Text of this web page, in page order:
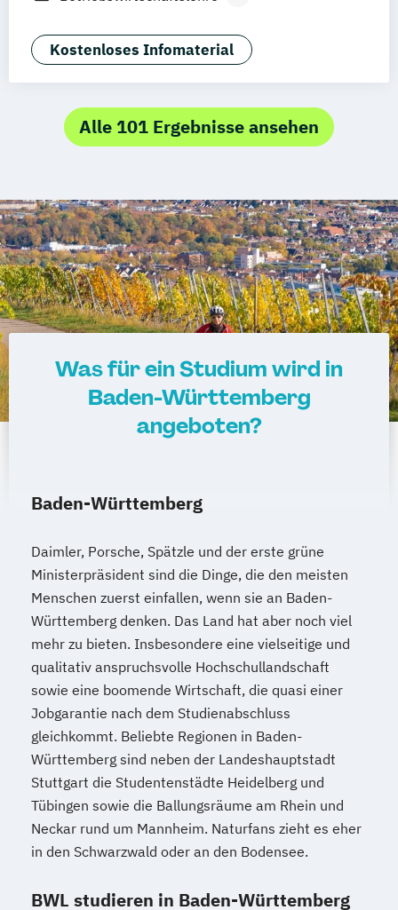
Zürich Rostock Dortmund
Wirtschaftspsychologie
Digitale Medien (Schwerpunkt Social
Energiewirtschaft und -management
Engineering Management
Technische Betriebswirtschaft
Kostenloses Infomaterial
Alle 101 Ergebnisse ansehen
Was für ein Studium wird in
Baden-Württemberg
angeboten?
Baden-Württemberg
Daimler, Porsche, Spätzle und der erste grüne
Ministerpräsident sind die Dinge, die den meisten
Menschen zuerst einfallen, wenn sie an Baden-
Württemberg denken. Das Land hat aber noch viel
mehr zu bieten. Insbesondere eine vielseitige und
qualitativ anspruchsvolle Hochschullandschaft
sowie eine boomende Wirtschaft, die quasi einer
Jobgarantie nach dem Studienabschluss
gleichkommt. Beliebte Regionen in Baden-
Württemberg sind neben der Landeshauptstadt
Stuttgart die Studentenstädte Heidelberg und
Tübingen sowie die Ballungsräume am Rhein und
Neckar rund um Mannheim. Naturfans zieht es eher
in den Schwarzwald oder an den Bodensee.
BWL studieren in Baden-Württemberg